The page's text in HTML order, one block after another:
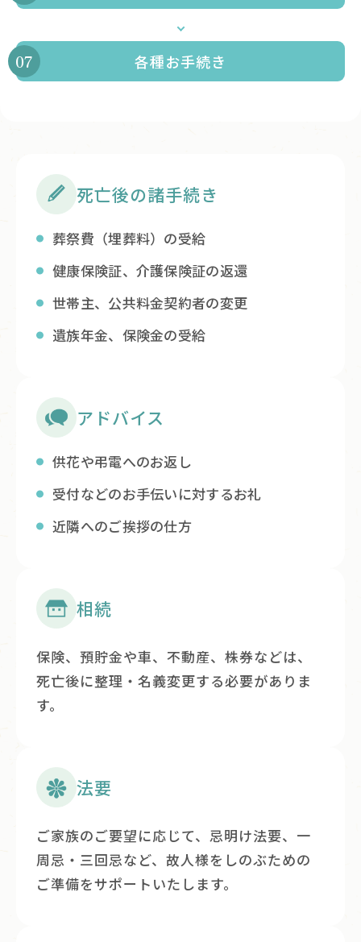
各種お手続き
死亡後の諸手続き
葬祭費（埋葬料）の受給
健康保険証、介護保険証の返還
世帯主、公共料金契約者の変更
遺族年金、保険金の受給
アドバイス
供花や弔電へのお返し
受付などのお手伝いに対するお礼
近隣へのご挨拶の仕方
相続
保険、預貯金や車、不動産、株券などは、
死亡後に整理・名義変更する必要がありま
す。
法要
ご家族のご要望に応じて、忌明け法要、一
周忌・三回忌など、故人様をしのぶための
ご準備をサポートいたします。